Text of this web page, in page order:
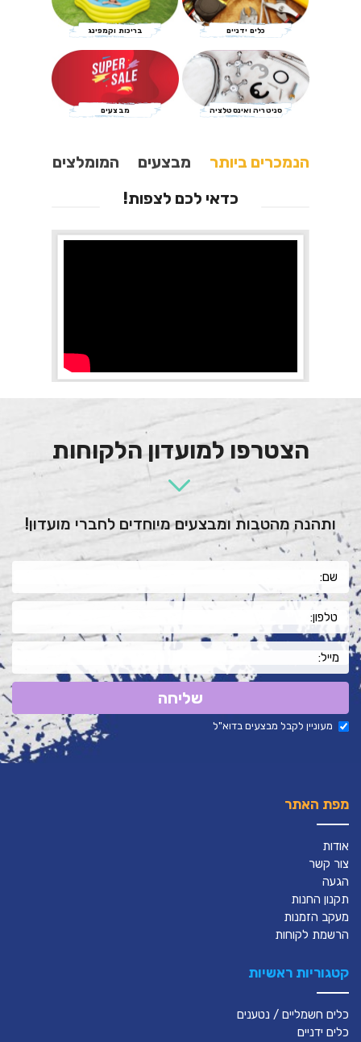
מבצעים סניטריה ואינסטלציה
כלים ידניים בריכות וקמפינג
הנמכרים ביותר מבצעים
המומלצים
כדאי לכם לצפות!
הצטרפו למועדון הלקוחות
ותהנה מהטבות ומבצעים מיוחדים לחברי מועדון!
שליחה
מעוניין לקבל מבצעים בדוא"ל
מפת האתר
אודות
צור קשר
הגעה
תקנון החנות
מעקב הזמנות
הרשמת לקוחות
קטגוריות ראשיות
כלים חשמליים / נטענים
כלים ידניים